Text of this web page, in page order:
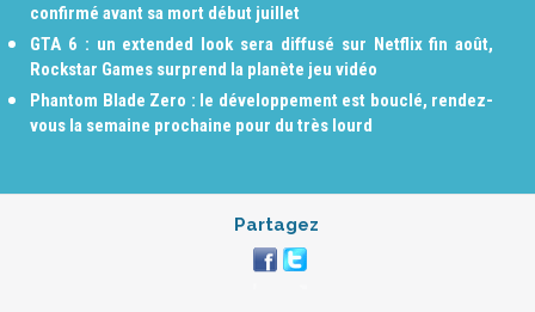
confirmé avant sa mort début juillet
GTA 6 : un extended look sera diffusé sur Netflix fin août,
Rockstar Games surprend la planète jeu vidéo
Phantom Blade Zero : le développement est bouclé, rendez-
vous la semaine prochaine pour du très lourd
Partagez